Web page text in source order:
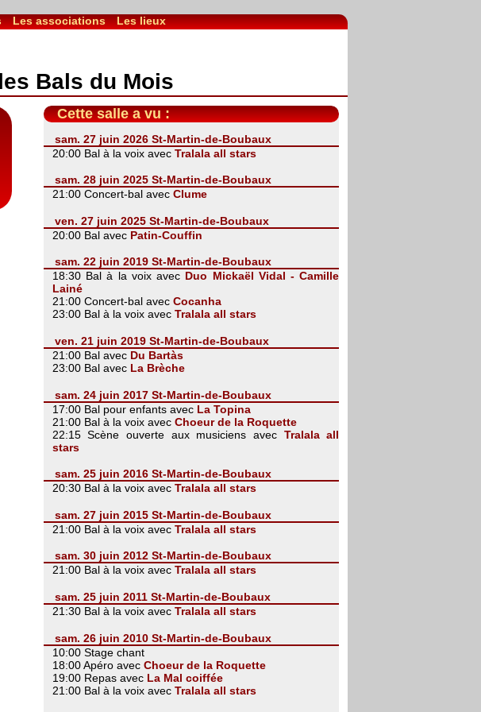
Les associations Les lieux
Bals du Mois
Cette salle a vu :
sam. 27 juin 2026 St-Martin-de-Boubaux
20:00 Bal à la voix avec Tralala all stars
sam. 28 juin 2025 St-Martin-de-Boubaux
21:00 Concert-bal avec Clume
ven. 27 juin 2025 St-Martin-de-Boubaux
20:00 Bal avec Patin-Couffin
sam. 22 juin 2019 St-Martin-de-Boubaux
18:30 Bal à la voix avec Duo Mickaël Vidal - Camille
Lainé
21:00 Concert-bal avec Cocanha
23:00 Bal à la voix avec Tralala all stars
ven. 21 juin 2019 St-Martin-de-Boubaux
21:00 Bal avec Du Bartàs
23:00 Bal avec La Brèche
sam. 24 juin 2017 St-Martin-de-Boubaux
17:00 Bal pour enfants avec La Topina
21:00 Bal à la voix avec Choeur de la Roquette
22:15 Scène ouverte aux musiciens avec Tralala all
stars
sam. 25 juin 2016 St-Martin-de-Boubaux
20:30 Bal à la voix avec Tralala all stars
sam. 27 juin 2015 St-Martin-de-Boubaux
21:00 Bal à la voix avec Tralala all stars
sam. 30 juin 2012 St-Martin-de-Boubaux
21:00 Bal à la voix avec Tralala all stars
sam. 25 juin 2011 St-Martin-de-Boubaux
21:30 Bal à la voix avec Tralala all stars
sam. 26 juin 2010 St-Martin-de-Boubaux
10:00 Stage chant
18:00 Apéro avec Choeur de la Roquette
19:00 Repas avec La Mal coiffée
21:00 Bal à la voix avec Tralala all stars